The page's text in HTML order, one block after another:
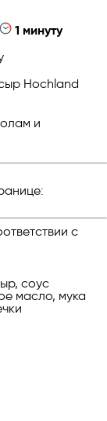
1 минуту
Hochland
и
с
соус
масло, мука